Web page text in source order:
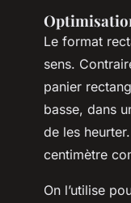
Le format
sens.
panier
basse, dans
de les
centimètre
On l’utilise